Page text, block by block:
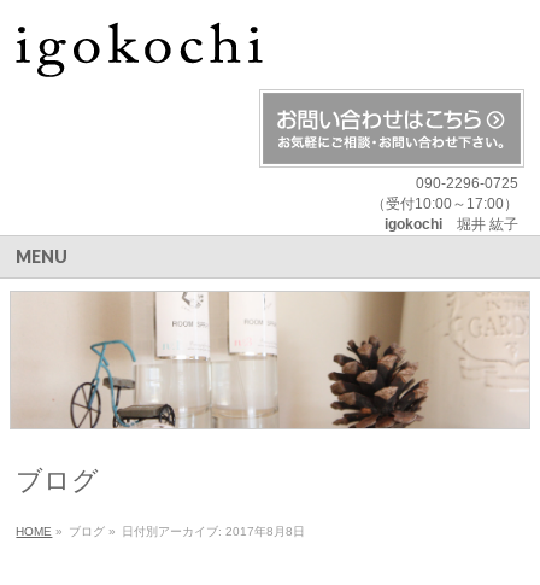
090-2296-0725
（受付10:00～17:00）
igokochi堀井 紘子
MENU
ブログ
HOME » ブログ » 日付別アーカイブ: 2017年8月8日